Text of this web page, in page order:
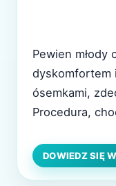
Pewien młody
dyskomfortem
ósemkami,
Procedura,
przynosząc
jakość
DOWIEDZ SIĘ